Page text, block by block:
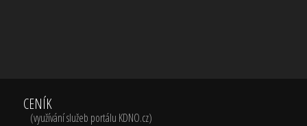
CENÍK
(využívání služeb portálu KDNO.cz)